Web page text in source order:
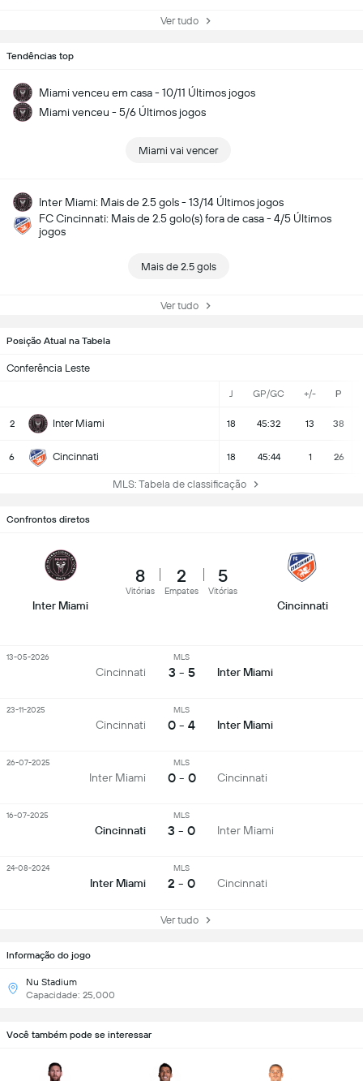
Ver tudo
Tendências top
Miami venceu em casa - 10/11 Últimos jogos
Miami venceu - 5/6 Últimos jogos
Miami vai vencer
Inter Miami: Mais de 2.5 gols - 13/14 Últimos jogos
FC Cincinnati: Mais de 2.5 golo(s) fora de casa - 4/5 Últimos
jogos
Mais de 2.5 gols
Ver tudo
Posição Atual na Tabela
Conferência Leste
J GP/GC +/- P
2 Inter Miami 18 45:32 13 38
6 Cincinnati 18 45:44 1 26
MLS: Tabela de classificação
Informação do jogo
Nu Stadium
Capacidade: 25,000
Confrontos diretos
Inter Miami
8
Vitórias
2
Empates
5
Vitórias
Cincinnati
Cincinnati
MLS
3 - 5 Inter Miami
13-05-2026
Cincinnati
MLS
0 - 4 Inter Miami
23-11-2025
Inter Miami
MLS
0 - 0 Cincinnati
26-07-2025
Cincinnati
MLS
3 - 0 Inter Miami
16-07-2025
Inter Miami
MLS
2 - 0 Cincinnati
24-08-2024
Ver tudo
Você também pode se interessar